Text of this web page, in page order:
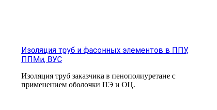
Изоляция труб и фасонных элементов в ППУ,
ППМи, ВУС
Изоляция труб заказчика в пенополиуретане с
применением оболочки ПЭ и ОЦ.